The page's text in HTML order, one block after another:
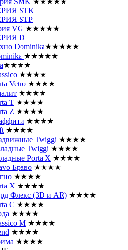
STK
STP
VG ★★★★★
D
Dominika★★★★★
★★★★★
★★★★
★★★★
Vetro ★★★★
★★★★
T ★★★★
Z ★★★★
★★★★
★★★★
Twiggi ★★★★
Twiggi ★★★★
Porta X ★★★★
Браво ★★★★
★★★★
X ★★★★
Флекс (3D и AR) ★★★★
C ★★★★
★★★★
M ★★★★
★★★★
★★★★